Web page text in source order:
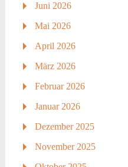
Juni 2026
Mai 2026
April 2026
März 2026
Februar 2026
Januar 2026
Dezember 2025
November 2025